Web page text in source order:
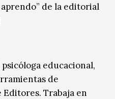
de la editorial
educacional,
de
Trabaja en